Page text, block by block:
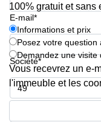
E-mail*
Société*
Numéro de téléphone*
100% gratuit et sans
Informations et prix
Posez votre question
Demandez une visite
Vous recevrez un e-
l'immeuble et les